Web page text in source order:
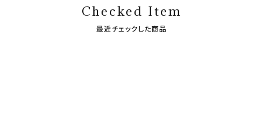
Checked Item
最近チェックした商品